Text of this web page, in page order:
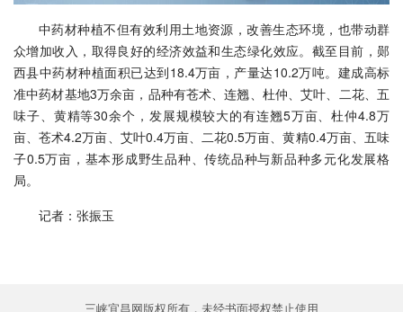
中药材种植不但有效利用土地资源，改善生态环境，也带动群
众增加收入，取得良好的经济效益和生态绿化效应。截至目前，郧
西县中药材种植面积已达到18.4万亩，产量达10.2万吨。建成高标
准中药材基地3万余亩，品种有苍术、连翘、杜仲、艾叶、二花、五
味子、黄精等30余个，发展规模较大的有连翘5万亩、杜仲4.8万
亩、苍术4.2万亩、艾叶0.4万亩、二花0.5万亩、黄精0.4万亩、五味
子0.5万亩，基本形成野生品种、传统品种与新品种多元化发展格
局。
记者：张振玉
三峡宜昌网版权所有，未经书面授权禁止使用